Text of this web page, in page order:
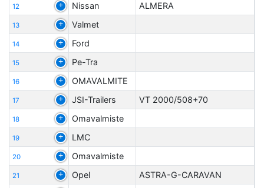
12 Nissan ALMERA
13 Valmet
14 Ford
15 Pe-Tra
16 OMAVALMITE
17 JSI-Trailers VT 2000/508+70
18 Omavalmiste
19 LMC
20 Omavalmiste
21 Opel ASTRA-G-CARAVAN